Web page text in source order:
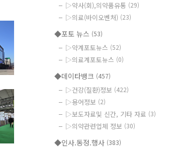
▷약사(회),의약품유통 (29)
▷의료(바이오벤처) (23)
◆포토 뉴스 (53)
▷약계포토뉴스 (52)
▷의료계포토뉴스 (0)
◆데이타뱅크 (457)
▷건강(질환)정보 (422)
▷용어정보 (2)
▷보도자료및 신간, 기타 자료 (3)
▷의약관련업체 정보 (30)
◆인사.동정.행사 (383)